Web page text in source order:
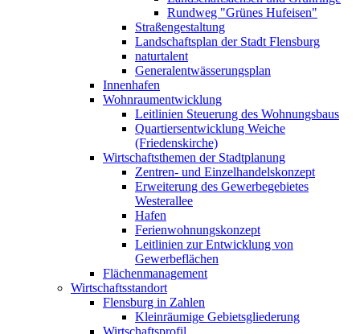
Rundweg "Grünes Hufeisen"
Straßengestaltung
Landschaftsplan der Stadt Flensburg
naturtalent
Generalentwässerungsplan
Innenhafen
Wohnraumentwicklung
Leitlinien Steuerung des Wohnungsbaus
Quartiersentwicklung Weiche
(Friedenskirche)
Wirtschaftsthemen der Stadtplanung
Zentren- und Einzelhandelskonzept
Erweiterung des Gewerbegebietes
Westerallee
Hafen
Ferienwohnungskonzept
Leitlinien zur Entwicklung von
Gewerbeflächen
Flächenmanagement
Wirtschaftsstandort
Flensburg in Zahlen
Kleinräumige Gebietsgliederung
Wirtschaftsprofil